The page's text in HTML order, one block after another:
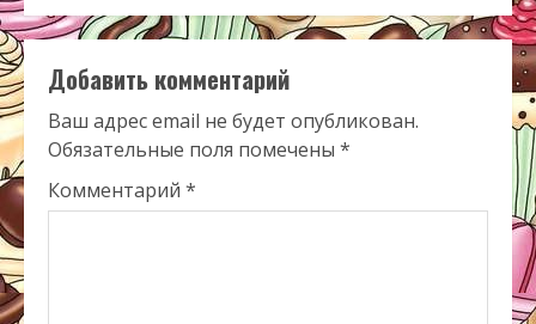
Добавить комментарий
Ваш адрес email не будет опубликован.
Обязательные поля помечены *
Комментарий *